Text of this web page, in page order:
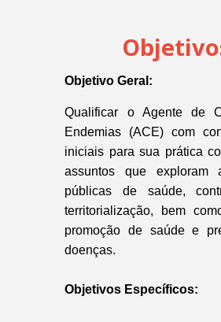
Objetivo Geral:
Qualificar o Agente de
Endemias (ACE) com
iniciais para sua prática
assuntos que exploram
públicas de saúde,
territorialização, bem
promoção de saúde e
doenças.
Objetivos Específicos: